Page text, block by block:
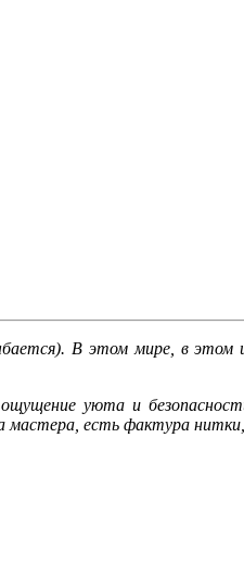
В этом мире, в этом
уюта и
есть фактура